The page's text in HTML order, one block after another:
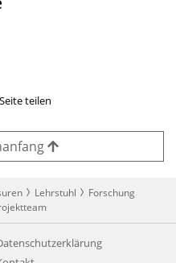
teilen
Lehrstuhl
Forschung